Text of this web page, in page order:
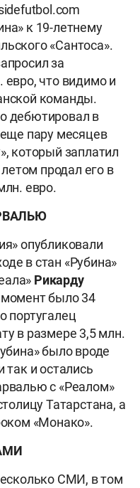
к 19-летнему
«Сантоса».
за
евро, что видимо и
команды.
дебютировал в
пару месяцев
который заплатил
продал его в
евро.
опубликовали
в стан «Рубина»
Рикарду
момент было 34
португалец
в размере 3,5 млн.
было вроде
так и остались
с «Реалом»
Татарстана, а
«Монако».
СМИ, в том